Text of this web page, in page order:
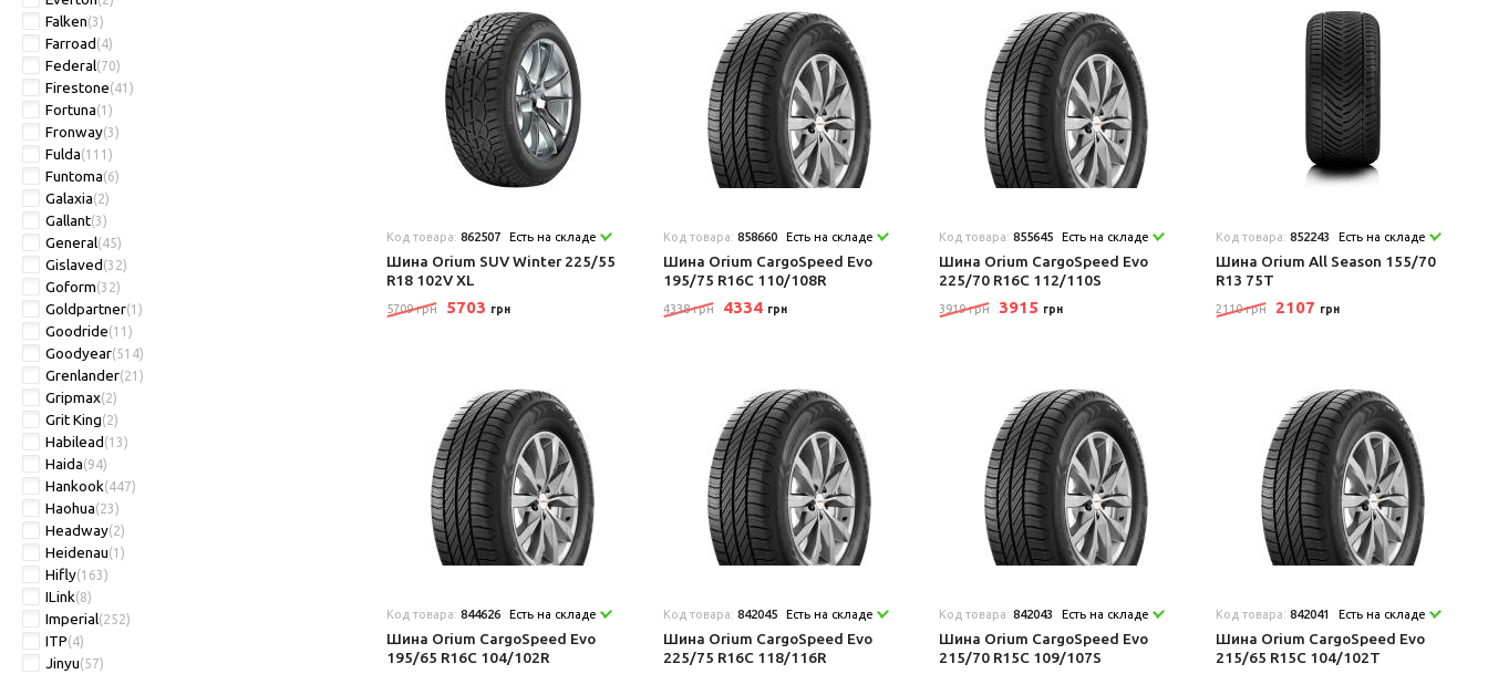
Falken(3)
Farroad(4)
Federal(70)
Firestone(41)
Fortuna(1)
Fronway(3)
Fulda(111)
Funtoma(6)
Galaxia(2)
Gallant(3)
General(45)
Gislaved(32)
Goform(32)
Goldpartner(1)
Goodride(11)
Goodyear(514)
Grenlander(21)
Gripmax(2)
Grit King(2)
Habilead(13)
Haida(94)
Hankook(447)
Haohua(23)
Headway(2)
Heidenau(1)
Hifly(163)
ILink(8)
Imperial(252)
ITP(4)
Jinyu(57)
Код товара: 862507 Есть на складе
Шина Orium SUV Winter 225/55
R18 102V XL
5709 грн 5703 грн
Код товара: 858660 Есть на складе
Шина Orium CargoSpeed Evo
195/75 R16C 110/108R
4338 грн 4334 грн
Код товара:855645 Есть на складе
Шина Orium CargoSpeed Evo
225/70 R16C 112/110S
3919 грн 3915 грн
Код товара:852243 Есть на складе
Шина Orium All Season 155/70
R13 75T
2110 грн 2107 грн
Код товара: 844626 Есть на складе
Шина Orium CargoSpeed Evo
195/65 R16C 104/102R
Код товара: 842045 Есть на складе
Шина Orium CargoSpeed Evo
225/75 R16C 118/116R
Код товара:842043 Есть на складе
Шина Orium CargoSpeed Evo
215/70 R15C 109/107S
Код товара:842041 Есть на складе
Шина Orium CargoSpeed Evo
215/65 R15C 104/102T